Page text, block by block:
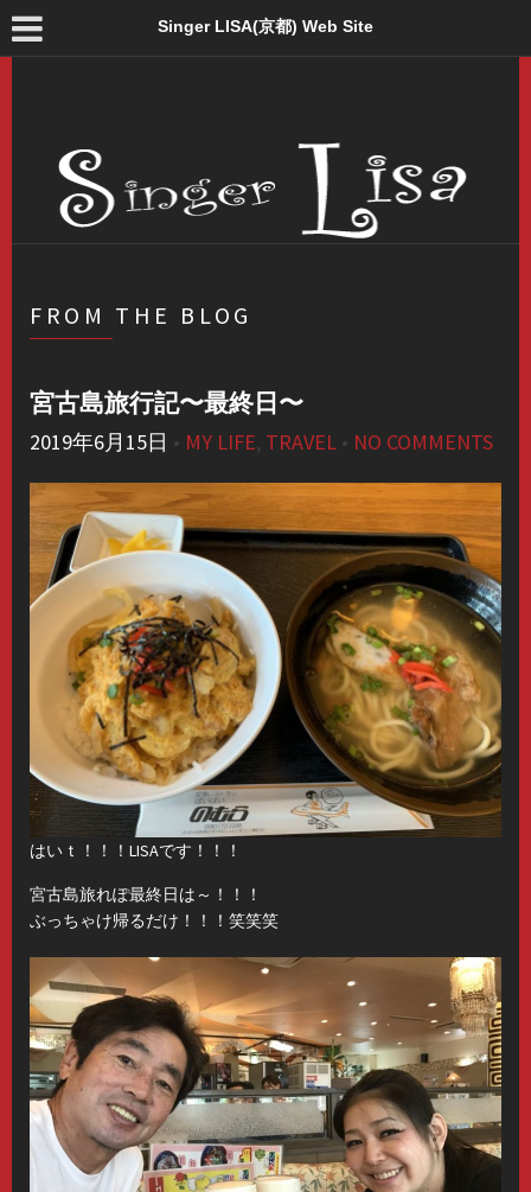
Singer LISA(京都) Web Site
FROM THE BLOG
宮古島旅行記〜最終日〜
2019年6月15日 • MY LIFE, TRAVEL • NO COMMENTS
はいｔ！！！LISAです！！！
宮古島旅れぽ最終日は～！！！
ぶっちゃけ帰るだけ！！！笑笑笑